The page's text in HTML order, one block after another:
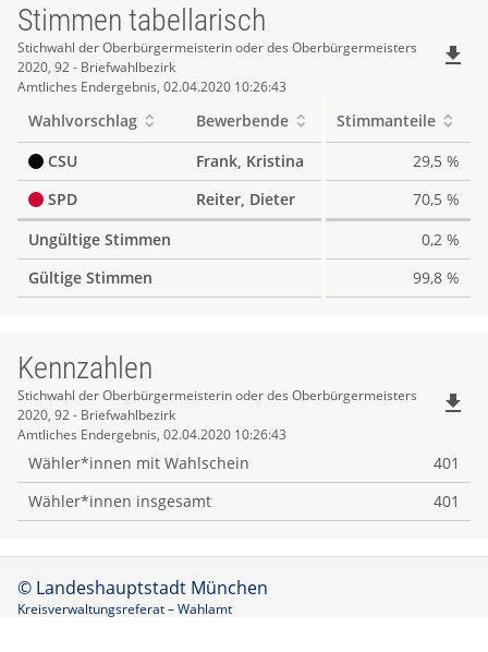
Stimmen tabellarisch
Stimmen
tabellarisch
Stichwahl der Oberbürgermeisterin oder des Oberbürgermeisters
2020, 92 - Briefwahlbezirk
Amtliches Endergebnis, 02.04.2020 10:26:43
file_download
Wahlvorschlag Bewerbende
Stimmanteile
CSU
Frank, Kristina
29,5 %
SPD
Reiter, Dieter
70,5 %
Ungültige Stimmen
0,2 %
Gültige Stimmen
99,8 %
Kennzahlen
Kennzahlen
Stichwahl der Oberbürgermeisterin oder des Oberbürgermeisters
2020, 92 - Briefwahlbezirk
Amtliches Endergebnis, 02.04.2020 10:26:43
file_download
Wähler*innen mit Wahlschein
401
Wähler*innen insgesamt
401
© Landeshauptstadt München
Kreisverwaltungsreferat – Wahlamt